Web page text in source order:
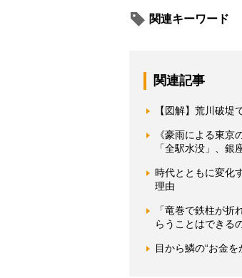
関連キーワード
関連記事
【図解】荒川破
《豪雨による東
「全駅水没」、銀
時代とともに変化
理由
「竜巻で鉄柱が
らうことはできる
目から鱗の“お金